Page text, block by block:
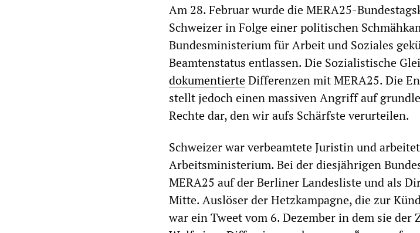
Am 28. Februar wurde die MERA25-
Schweizer in Folge einer politischen
Bundesministerium für Arbeit und Soziales
Beamtenstatus entlassen. Die Sozialistische
dokumentierteDifferenzen mit MERA25. Die
stellt jedoch einen massiven Angriff auf
Rechte dar, den wir aufs Schärfste verurteilen.
Schweizer war verbeamtete Juristin und
Arbeitsministerium. Bei der diesjährigen
MERA25 auf der Berliner Landesliste und als
Mitte. Auslöser der Hetzkampagne, die zur
war ein Tweet vom 6. Dezember in dem sie